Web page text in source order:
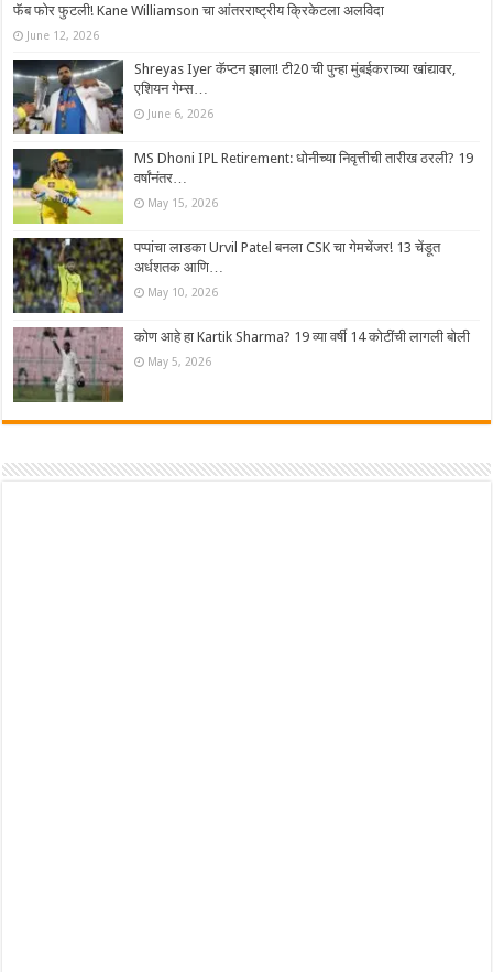
फॅब फोर फुटली! Kane Williamson चा आंतरराष्ट्रीय क्रिकेटला अलविदा
June 12, 2026
Shreyas Iyer कॅप्टन झाला! टी20 ची पुन्हा मुंबईकराच्या खांद्यावर,
एशियन गेम्स…
June 6, 2026
MS Dhoni IPL Retirement: धोनीच्या निवृत्तीची तारीख ठरली? 19
वर्षांनंतर…
May 15, 2026
पप्पांचा लाडका Urvil Patel बनला CSK चा गेमचेंजर! 13 चेंडूत
अर्धशतक आणि…
May 10, 2026
कोण आहे हा Kartik Sharma? 19 व्या वर्षी 14 कोटींची लागली बोली
May 5, 2026